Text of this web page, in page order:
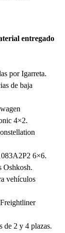
entregado
por Igarreta.
de baja
4×2.
6×6.
Oshkosh.
vehículos
de 2 y 4 plazas.